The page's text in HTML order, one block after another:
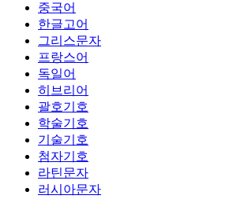
중국어
한글고어
그리스문자
프랑스어
독일어
히브리어
괄호기호
학술기호
기술기호
첨자기호
라틴문자
러시아문자